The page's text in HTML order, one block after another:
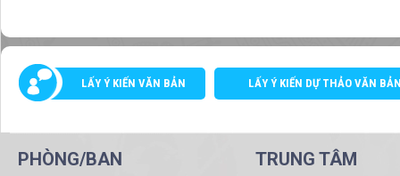
LẤY Ý KIẾN VĂN BẢN LẤY Ý KIẾN DỰ THẢO VĂN
PHÒNG/BAN TRUNG TÂM